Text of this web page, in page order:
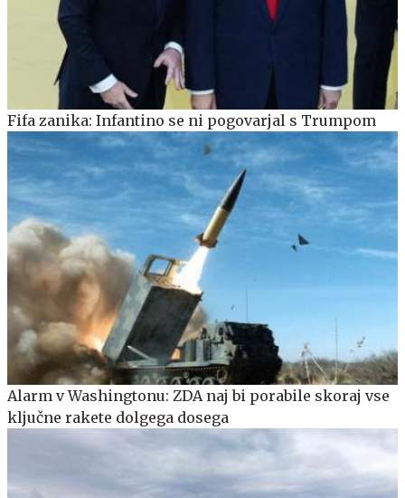
Fifa zanika: Infantino se ni pogovarjal s Trumpom
Alarm v Washingtonu: ZDA naj bi porabile skoraj vse
ključne rakete dolgega dosega